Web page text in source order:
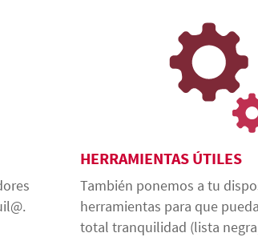
HERRAMIENTAS ÚTILES
También ponemos a tu
herramientas para que
total tranquilidad (lista